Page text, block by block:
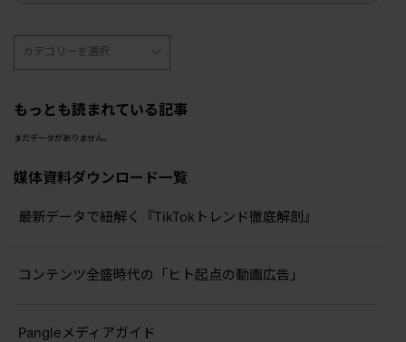
もっとも読まれている記事
まだデータがありません。
媒体資料ダウンロード一覧
最新データで紐解く『TikTokトレンド徹底解剖』
コンテンツ全盛時代の「ヒト起点の動画広告」
Pangleメディアガイド